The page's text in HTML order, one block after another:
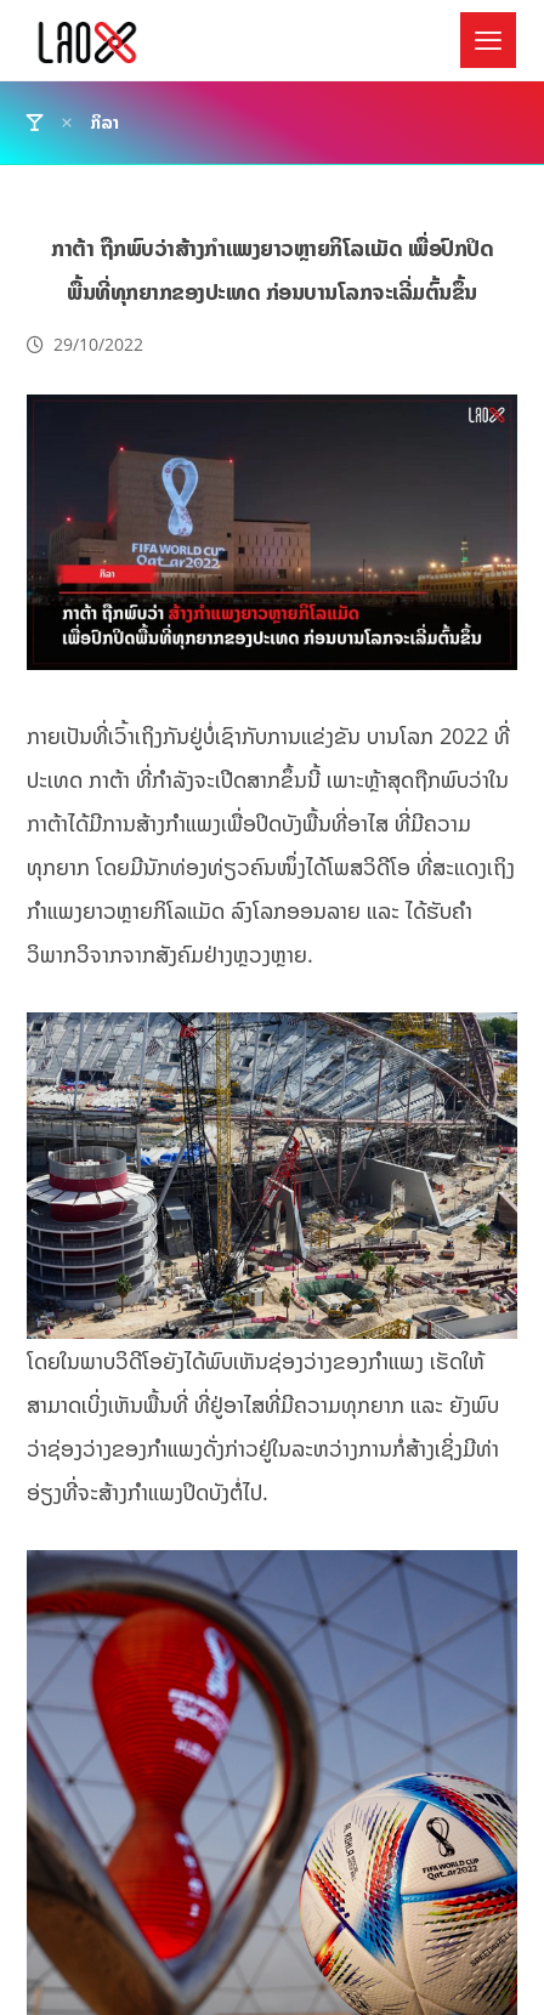
ກິລາ
ກາຕ້າ ຖືກພົບວ່າສ້າງກຳແພງຍາວຫຼາຍກິໂລແມັດ ເພື່ອປົກປິດ
ພື້ນທີ່ທຸກຍາກຂອງປະເທດ ກ່ອນບານໂລກຈະເລີ່ມຕົ້ນຂຶ້ນ
29/10/2022
ກາຍເປັນທີ່ເວົ້າເຖິງກັນຢູ່ບໍ່ເຊົາກັບການແຂ່ງຂັນ ບານໂລກ 2022 ທີ່
ປະເທດ ກາຕ້າ ທີ່ກຳລັງຈະເປີດສາກຂຶ້ນນີ້ ເພາະຫຼ້າສຸດຖືກພົບວ່າໃນ
ກາຕ້າໄດ້ມີການສ້າງກຳແພງເພື່ອປິດບັງພື້ນທີ່ອາໄສ ທີ່ມີຄວາມ
ທຸກຍາກ ໂດຍມີນັກທ່ອງທ່ຽວຄົນໜຶ່ງໄດ້ໂພສວິດີໂອ ທີ່ສະແດງເຖິງ
ກຳແພງຍາວຫຼາຍກິໂລແມັດ ລົງໂລກອອນລາຍ ແລະ ໄດ້ຮັບຄຳ
ວິພາກວິຈາກຈາກສັງຄົມຢ່າງຫຼວງຫຼາຍ.
ໂດຍໃນພາບວິດີໂອຍັງໄດ້ພົບເຫັນຊ່ອງວ່າງຂອງກຳແພງ ເຮັດໃຫ້
ສາມາດເບິ່ງເຫັນພື້ນທີ່ ທີ່ຢູ່ອາໄສທີ່ມີຄວາມທຸກຍາກ ແລະ ຍັງພົບ
ວ່າຊ່ອງວ່າງຂອງກຳແພງດັ່ງກ່າວຢູ່ໃນລະຫວ່າງການກໍ່ສ້າງເຊິ່ງມີທ່າ
ອ່ຽງທີ່ຈະສ້າງກຳແພງປິດບັງຕໍ່ໄປ.